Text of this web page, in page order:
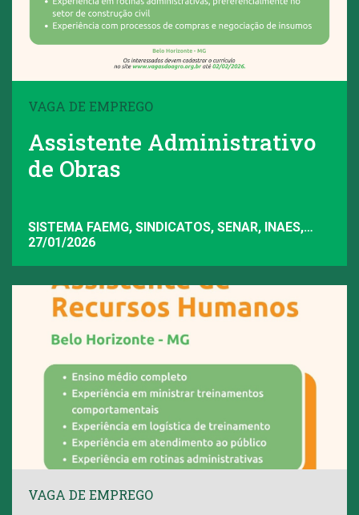
VAGA DE EMPREGO
Assistente Administrativo
de Obras
SISTEMA FAEMG, SINDICATOS, SENAR, INAES,
FAEMG
27/01/2026
VAGA DE EMPREGO